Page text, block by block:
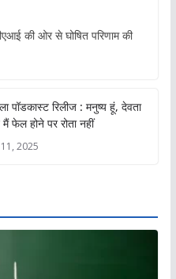
की ओर से घोषित परिणाम की
पॉडकास्ट रिलीज : मनुष्य हूं, देवता
फेल होने पर रोता नहीं
2025